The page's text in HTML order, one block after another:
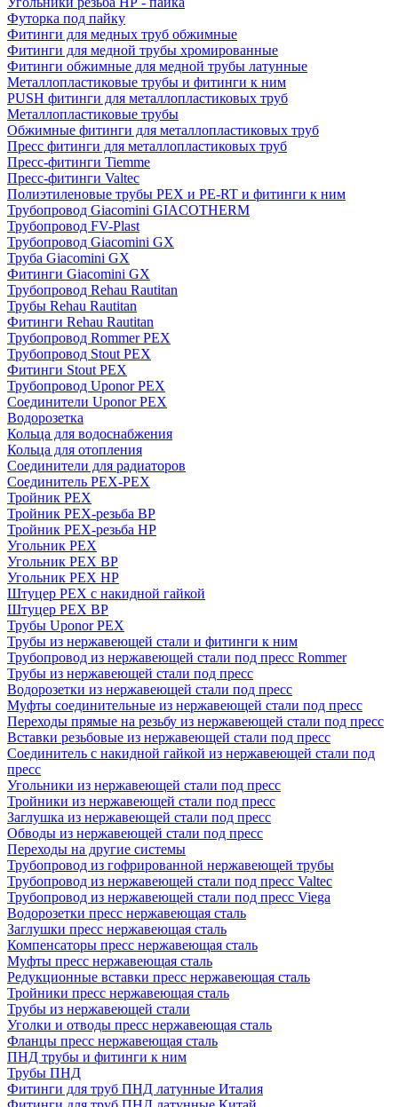
Футорка под пайку
Фитинги для медных труб обжимные
Фитинги для медной трубы хромированные
Фитинги обжимные для медной трубы латунные
Металлопластиковые трубы и фитинги к ним
PUSH фитинги для металлопластиковых труб
Металлопластиковые трубы
Обжимные фитинги для металлопластиковых труб
Пресс фитинги для металлопластиковых труб
Пресс-фитинги Tiemme
Пресс-фитинги Valtec
Полиэтиленовые трубы PEX и PE-RT и фитинги к ним
Трубопровод Giacomini GIACOTHERM
Трубопровод FV-Plast
Трубопровод Giacomini GX
Труба Giacomini GX
Фитинги Giacomini GX
Трубопровод Rehau Rautitan
Трубы Rehau Rautitan
Фитинги Rehau Rautitan
Трубопровод Rommer PEX
Трубопровод Stout PEX
Фитинги Stout PEX
Трубопровод Uponor PEX
Соединители Uponor PEX
Водорозетка
Кольца для водоснабжения
Кольца для отопления
Соединители для радиаторов
Соединитель PEX-PEX
Тройник PEX
Тройник PEX-резьба ВР
Тройник PEX-резьба НР
Угольник PEX
Угольник PEX ВР
Угольник PEX НР
Штуцер PEX c накидной гайкой
Штуцер PEX ВР
Трубы Uponor PEX
Трубы из нержавеющей стали и фитинги к ним
Трубопровод из нержавеющей стали под пресс Rommer
Трубы из нержавеющей стали под пресс
Водорозетки из нержавеющей стали под пресс
Муфты соединительные из нержавеющей стали под пресс
Переходы прямые на резьбу из нержавеющей стали под пресс
Вставки резьбовые из нержавеющей стали под пресс
Соединитель с накидной гайкой из нержавеющей стали под
пресс
Угольники из нержавеющей стали под пресс
Тройники из нержавеющей стали под пресс
Заглушка из нержавеющей стали под пресс
Обводы из нержавеющей стали под пресс
Переходы на другие системы
Трубопровод из гофрированной нержавеющей трубы
Трубопровод из нержавеющей стали под пресс Valtec
Трубопровод из нержавеющей стали под пресс Viega
Водорозетки пресс нержавеющая сталь
Заглушки пресс нержавеющая сталь
Компенсаторы пресс нержавеющая сталь
Муфты пресс нержавеющая сталь
Редукционные вставки пресс нержавеющая сталь
Тройники пресс нержавеющая сталь
Трубы из нержавеющей стали
Уголки и отводы пресс нержавеющая сталь
Фланцы пресс нержавеющая сталь
ПНД трубы и фитинги к ним
Трубы ПНД
Фитинги для труб ПНД латунные Италия